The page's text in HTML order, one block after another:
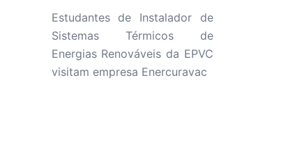
Estudantes de Instalador de
Sistemas Térmicos de
Energias Renováveis da EPVC
visitam empresa Enercuravac